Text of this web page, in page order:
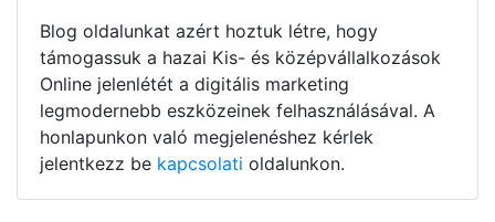
Blog oldalunkat azért hoztuk létre, hogy
támogassuk a hazai Kis- és középvállalkozások
Online jelenlétét a digitális marketing
legmodernebb eszközeinek felhasználásával. A
honlapunkon való megjelenéshez kérlek
jelentkezz be kapcsolati oldalunkon.